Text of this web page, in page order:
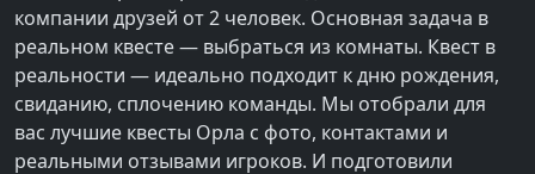
компании друзей от 2 человек. Основная задача в
реальном квесте — выбраться из комнаты. Квест в
реальности — идеально подходит к дню рождения,
свиданию, сплочению команды. Мы отобрали для
вас лучшие квесты Орла с фото, контактами и
реальными отзывами игроков. И подготовили